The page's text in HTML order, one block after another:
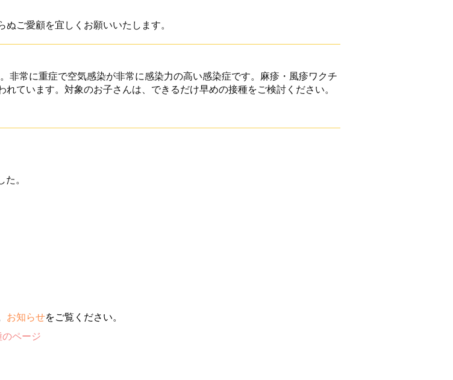
ご愛顧を宜しくお願いいたします。
非常に重症で空気感染が非常に感染力の高い感染症です。麻疹・風疹ワクチ
ています。対象のお子さんは、できるだけ早めの接種をご検討ください。
。
お知らせをご覧ください。
ページ